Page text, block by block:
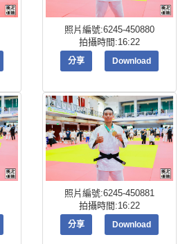
照片編號:6245-450880
拍攝時間:16:22
分享 Download
照片編號:6245-450881
拍攝時間:16:22
分享 Download